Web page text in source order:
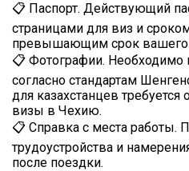
📋 Паспорт. Действующий
страницами для виз и
превышающим срок вашего
📋 Фотографии. Необходимо
согласно стандартам
для казахстанцев
визы в Чехию.
📋 Справка с места работы.
трудоустройства и
после поездки.